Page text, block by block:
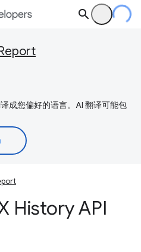
成您偏好的语言。AI 翻译可能包
History API